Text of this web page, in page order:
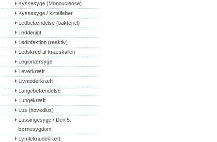
Kyssesyge (Monoucleose)
Kyssesyge / kirtelfeber
Ledbetændelse (bakteriel)
Leddegigt
Ledinfektion (reaktiv)
Ledskred af knæskallen
Legionærsyge
Leverkræft
Livmoderkræft
Lungebetændelse
Lungekræft
Lus (hovedlus)
Lussingesyge / Den 5.
børnesygdom
Lymfeknudekræft